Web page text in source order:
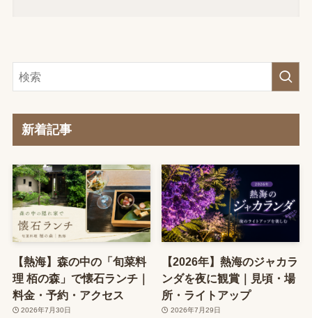
新着記事
【熱海】森の中の「旬菜料
理 栢の森」で懐石ランチ｜
料金・予約・アクセス
2026年7月30日
【2026年】熱海のジャカラ
ンダを夜に観賞｜見頃・場
所・ライトアップ
2026年7月29日